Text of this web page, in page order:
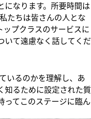
になります。所要時間は
たちは皆さんの人とな
ップクラスのサービスに
いて遠慮なく話してくだ
いるのかを理解し、あ
知るために設定された質
ってこのステージに臨ん